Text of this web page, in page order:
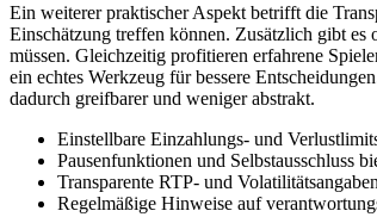
Ein weiterer praktischer Aspekt betrifft die
Einschätzung treffen können. Zusätzlich gibt
müssen. Gleichzeitig profitieren erfahrene
ein echtes Werkzeug für bessere
dadurch greifbarer und weniger abstrakt.
Einstellbare Einzahlungs- und
Pausenfunktionen und Selbstausschluss
Transparente RTP- und
Regelmäßige Hinweise auf